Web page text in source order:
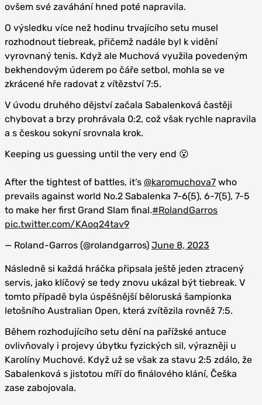
ovšem své zaváhání hned poté napravila.
O výsledku více než hodinu trvajícího setu musel
rozhodnout tiebreak, přičemž nadále byl k vidění
vyrovnaný tenis. Když ale Muchová využila povedeným
bekhendovým úderem po čáře setbol, mohla se ve
zkrácené hře radovat z vítězství 7:5.
V úvodu druhého dějství začala Sabalenková častěji
chybovat a brzy prohrávala 0:2, což však rychle napravila
a s českou sokyní srovnala krok.
Keeping us guessing until the very end 😮
After the tightest of battles, it’s @karomuchova7 who
prevails against world No.2 Sabalenka 7-6(5), 6-7(5), 7-5
to make her first Grand Slam final.#RolandGarros
pic.twitter.com/KAoq24tav9
— Roland-Garros (@rolandgarros) June 8, 2023
Následně si každá hráčka připsala ještě jeden ztracený
servis, jako klíčový se tedy znovu ukázal být tiebreak. V
tomto případě byla úspěšnější běloruská šampionka
letošního Australian Open, která zvítězila rovněž 7:5.
Během rozhodujícího setu dění na pařížské antuce
ovlivňovaly i projevy úbytku fyzických sil, výrazněji u
Karolíny Muchové. Když už se však za stavu 2:5 zdálo, že
Sabalenková s jistotou míří do finálového klání, Češka
zase zabojovala.